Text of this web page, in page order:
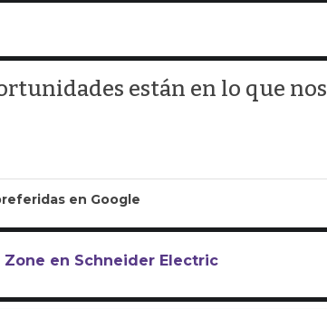
están en lo que nos
en Google
Zone en Schneider Electric